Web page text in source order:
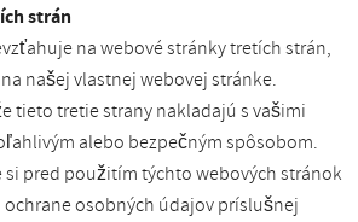
strán
na webové stránky tretích strán,
našej vlastnej webovej stránke.
tieto tretie strany nakladajú s vašimi
alebo bezpečným spôsobom.
si pred použitím týchto webových stránok
osobných údajov príslušnej